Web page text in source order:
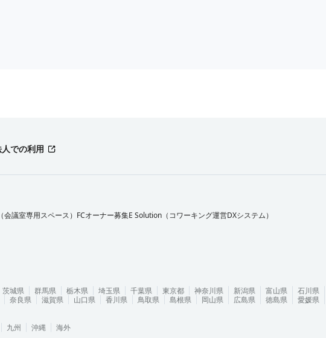
での利用
会議室専用スペース）FCオーナー募集E Solution（コワーキング運営DXシステム）
茨城県 群馬県 栃木県 埼玉県 千葉県 東京都 神奈川県 新潟県 富山県 石川県
奈良県 滋賀県 山口県 香川県 鳥取県 島根県 岡山県 広島県 徳島県 愛媛県
九州 沖縄 海外